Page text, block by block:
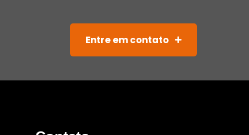
Entre em contato